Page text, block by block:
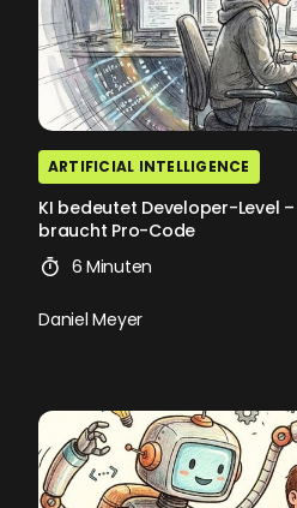
ARTIFICIAL INTELLIGENCE
KI bedeutet Developer-Level
braucht Pro-Code
6 Minuten
Daniel Meyer